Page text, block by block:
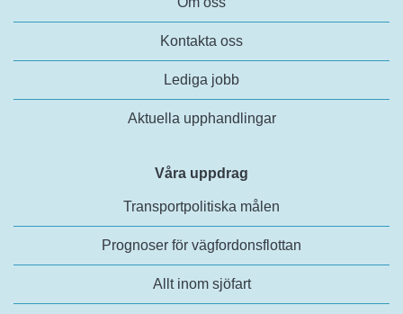
Kontakta oss
Lediga jobb
Aktuella upphandlingar
Våra uppdrag
Transportpolitiska målen
Prognoser för vägfordonsflottan
Allt inom sjöfart